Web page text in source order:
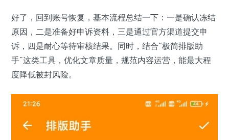
好了，回到账号恢复，基本流程总结一下：一是确认冻结
原因，二是准备好申诉资料，三是通过官方渠道提交申
诉，四是耐心等待审核结果。同时，结合“极简排版助
手”这类工具，优化文章质量，规范内容运营，能最大程
度降低被封风险。